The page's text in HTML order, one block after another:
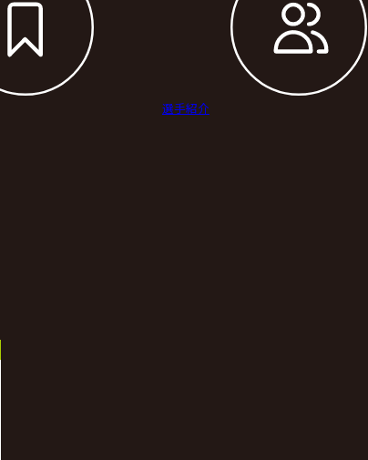
選手紹介